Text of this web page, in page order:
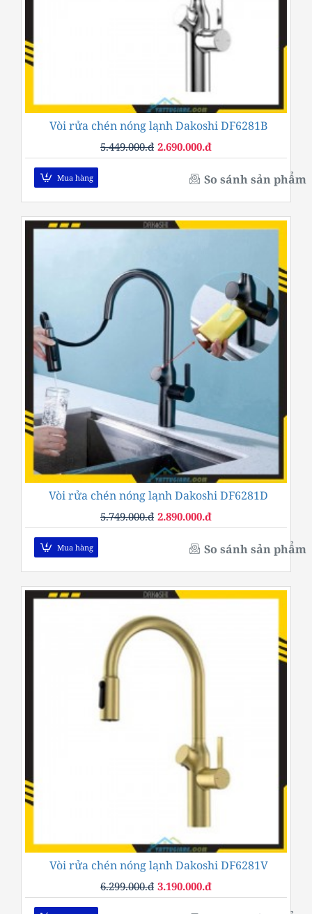
Vòi rửa chén nóng lạnh Dakoshi DF6281B
2.690.000.đ
5.449.000.đ
Mua hàng So sánh sản phẩm
Vòi rửa chén nóng lạnh Dakoshi DF6281D
2.890.000.đ
5.749.000.đ
Mua hàng So sánh sản phẩm
Vòi rửa chén nóng lạnh Dakoshi DF6281V
3.190.000.đ
6.299.000.đ